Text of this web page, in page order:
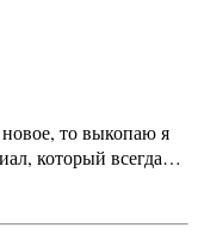
то выкопаю я
который всегда…